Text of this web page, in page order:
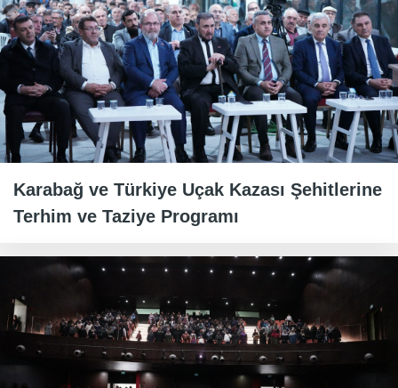
Karabağ ve Türkiye Uçak Kazası Şehitlerine
Terhim ve Taziye Programı